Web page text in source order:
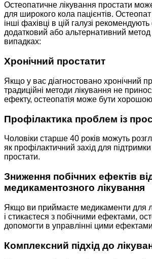
Остеопатичне лікування простати
для широкого кола пацієнтів.
інші фахівці в цій галузі
додатковий або альтернативний метод
випадках:
Хронічний простатит
Якщо у вас діагностовано хронічний
традиційні методи лікування не
ефекту, остеопатія може бути
Профілактика проблем із
Чоловіки старше 40 років можуть
як профілактичний захід для
простати.
Зниження побічних ефектів
медикаментозного лікування
Якщо ви приймаєте медикаменти для
і стикаєтеся з побічними ефектами,
допомогти в управлінні цими
Комплексний підхід до